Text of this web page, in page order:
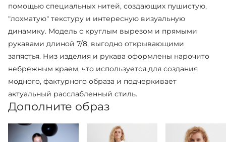
помощью специальных нитей, создающих пушистую,
"лохматую" текстуру и интересную визуальную
динамику. Модель с круглым вырезом и прямыми
рукавами длиной 7/8, выгодно открывающими
запястья. Низ изделия и рукава оформлены нарочито
небрежным краем, что используется для создания
модного, фактурного образа и подчеркивает
актуальный расслабленный стиль.
Дополните образ